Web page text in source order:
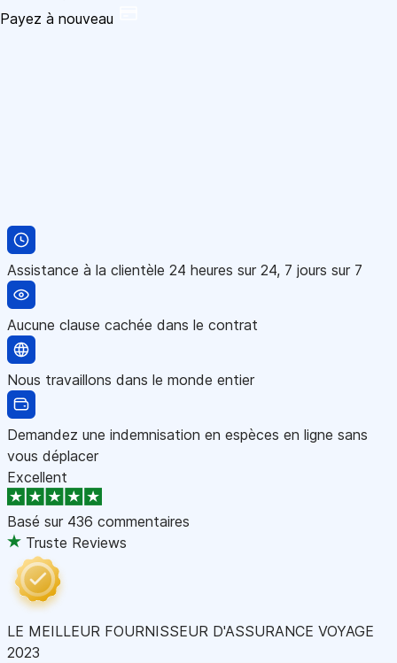
Payez à nouveau
Assistance à la clientèle 24 heures sur 24, 7 jours sur 7
Aucune clause cachée dans le contrat
Nous travaillons dans le monde entier
Demandez une indemnisation en espèces en ligne sans
vous déplacer
Excellent
Basé sur 436 commentaires
Truste Reviews
LE MEILLEUR FOURNISSEUR D'ASSURANCE VOYAGE
2023